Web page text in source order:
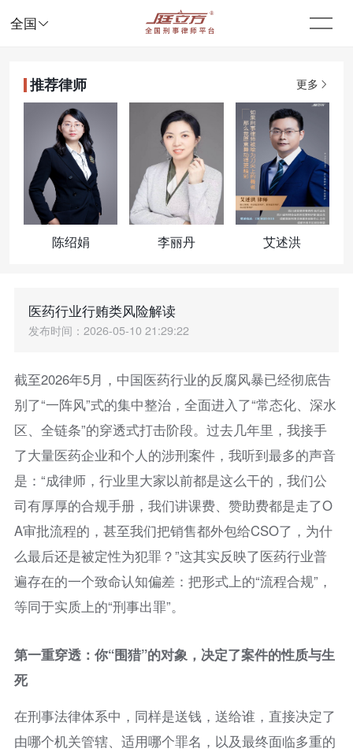
全国 
推荐律师 更多
陈绍娟 李丽丹 艾述洪
医药行业行贿类风险解读
发布时间：2026-05-10 21:29:22
截至2026年5月，中国医药行业的反腐风暴已经彻底告
别了“一阵风”式的集中整治，全面进入了“常态化、深水
区、全链条”的穿透式打击阶段。过去几年里，我接手
了大量医药企业和个人的涉刑案件，我听到最多的声音
是：“成律师，行业里大家以前都是这么干的，我们公
司有厚厚的合规手册，我们讲课费、赞助费都是走了O
A审批流程的，甚至我们把销售都外包给CSO了，为什
么最后还是被定性为犯罪？”这其实反映了医药行业普
遍存在的一个致命认知偏差：把形式上的“流程合规”，
等同于实质上的“刑事出罪”。
第一重穿透：你“围猎”的对象，决定了案件的性质与生
死
在刑事法律体系中，同样是送钱，送给谁，直接决定了
由哪个机关管辖、适用哪个罪名，以及最终面临多重的